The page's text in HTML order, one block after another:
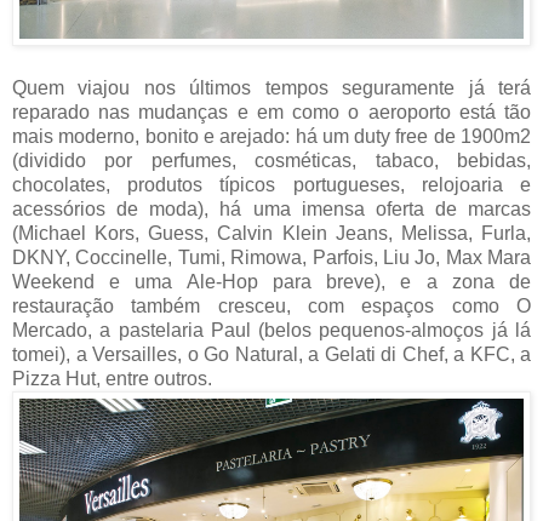
Quem viajou nos últimos tempos seguramente já terá
reparado nas mudanças e em como o aeroporto está tão
mais moderno, bonito e arejado: há um duty free de 1900m2
(dividido por perfumes, cosméticas, tabaco, bebidas,
chocolates, produtos típicos portugueses, relojoaria e
acessórios de moda), há uma imensa oferta de marcas
(Michael Kors, Guess, Calvin Klein Jeans, Melissa, Furla,
DKNY, Coccinelle, Tumi, Rimowa, Parfois, Liu Jo, Max Mara
Weekend e uma Ale-Hop para breve), e a zona de
restauração também cresceu, com espaços como O
Mercado, a pastelaria Paul (belos pequenos-almoços já lá
tomei), a Versailles, o Go Natural, a Gelati di Chef, a KFC, a
Pizza Hut, entre outros.